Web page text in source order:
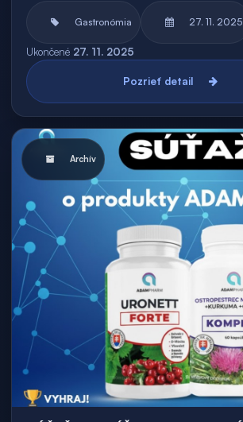
Gastronómia 27. 11. 2025
Ukončené 27. 11. 2025
Pozrieť detail
Archív